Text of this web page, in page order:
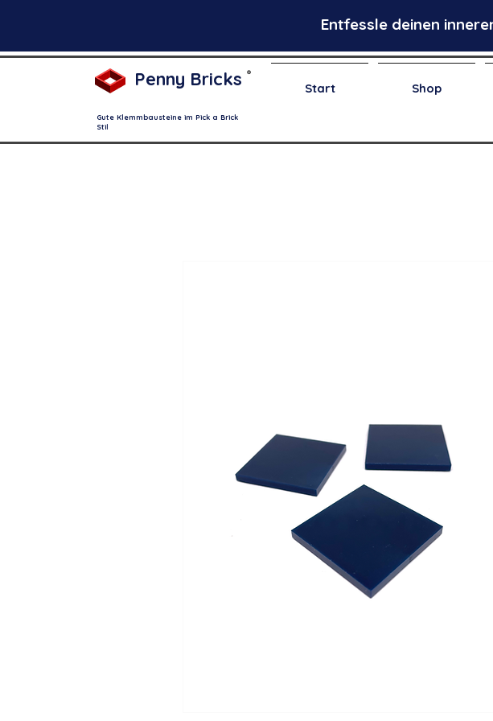
Entfessle deinen
Penny Bricks ®
Start Shop
Gute Klemmbausteine im Pick a Brick
Stil